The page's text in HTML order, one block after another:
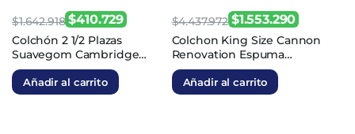
$1.642.918
El
precio
original
era:
$410.729
El
precio
actual
es:
Colchón 2 1/2 Plazas
Suavegom Cambridge
Espuma 140x190x23
Añadir al carrito
$4.437.972
El
precio
original
era:
$1.553.290
El
precio
actual
es:
Colchon King Size Cannon
Renovation Espuma
180x200x26
Añadir al carrito